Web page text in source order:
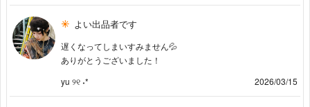
よい出品者です
遅くなってしまいすみません💦
ありがとうございました！
yu ୨୧ ˖*
2026/03/15